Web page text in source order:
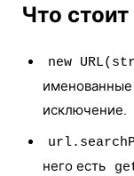
Что
new
именованные
исключение.
него есть